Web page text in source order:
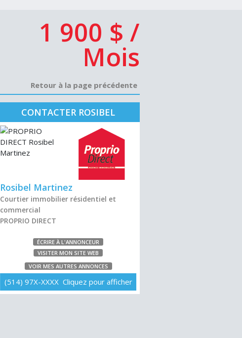
1 900 $ /
Mois
Retour à la page précédente
CONTACTER ROSIBEL
MARTINEZ
Rosibel Martinez
Courtier immobilier résidentiel et
commercial
PROPRIO DIRECT
ÉCRIRE À L'ANNONCEUR
VISITER MON SITE WEB
VOIR MES AUTRES ANNONCES
(514) 97X-XXXX Cliquez pour afficher